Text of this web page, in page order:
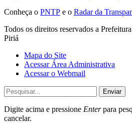
Conheça o PNTP e o Radar da
Todos os direitos reservados a
Piriá
Mapa do Site
Acessar Área Administrativa
Acessar o Webmail
Enviar
Digite acima e pressione Enterpara
cancelar.